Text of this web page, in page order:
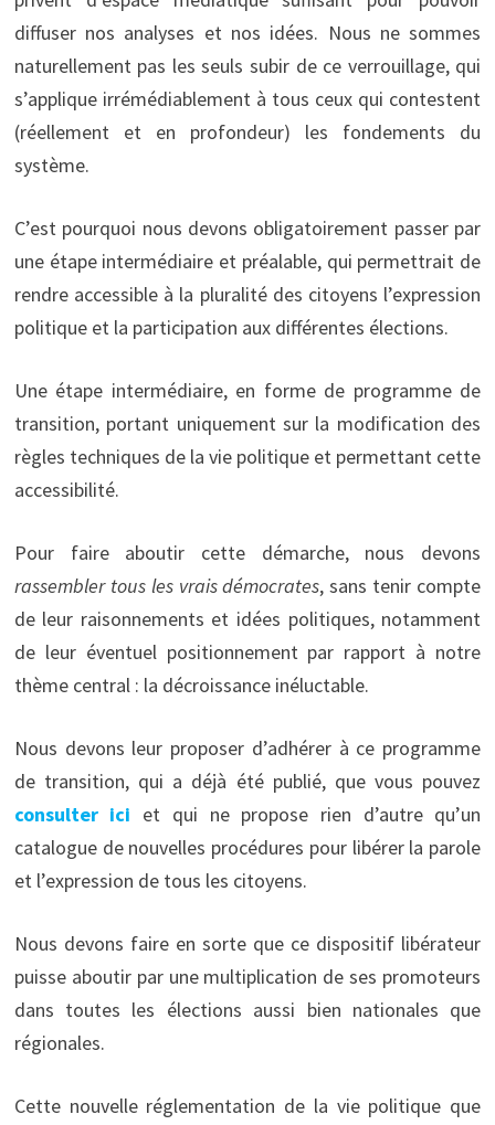
diffuser nos analyses et nos idées. Nous ne sommes
naturellement pas les seuls subir de ce verrouillage, qui
s’applique irrémédiablement à tous ceux qui contestent
(réellement et en profondeur) les fondements du
système.
C’est pourquoi nous devons obligatoirement passer par
une étape intermédiaire et préalable, qui permettrait de
rendre accessible à la pluralité des citoyens l’expression
politique et la participation aux différentes élections.
Une étape intermédiaire, en forme de programme de
transition, portant uniquement sur la modification des
règles techniques de la vie politique et permettant cette
accessibilité.
Pour faire aboutir cette démarche, nous devons
rassembler tous les vrais démocrates, sans tenir compte
de leur raisonnements et idées politiques, notamment
de leur éventuel positionnement par rapport à notre
thème central : la décroissance inéluctable.
Nous devons leur proposer d’adhérer à ce programme
de transition, qui a déjà été publié, que vous pouvez
consulter ici et qui ne propose rien d’autre qu’un
catalogue de nouvelles procédures pour libérer la parole
et l’expression de tous les citoyens.
Nous devons faire en sorte que ce dispositif libérateur
puisse aboutir par une multiplication de ses promoteurs
dans toutes les élections aussi bien nationales que
régionales.
Cette nouvelle réglementation de la vie politique que